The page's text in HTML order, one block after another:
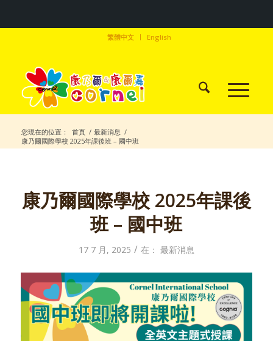
繁體中文 English
您現在的位置： 首頁 / 最新消息 /
康乃爾國際學校 2025年課後班 – 國中班
康乃爾國際學校 2025年課後
班 – 國中班
17 7 月, 2025 / 在： 最新消息